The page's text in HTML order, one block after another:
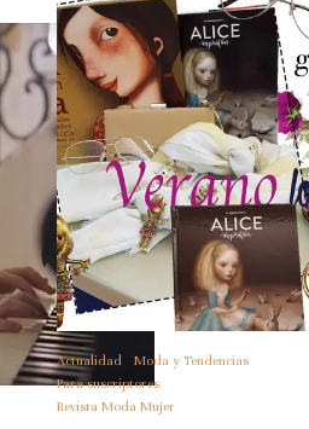
Actualidad
Moda y Tendencias
Para suscriptores
Revista Moda Mujer